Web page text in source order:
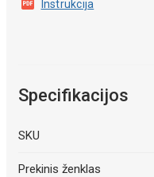
Instrukcija
Specifikacijos
SKU
Prekinis ženklas